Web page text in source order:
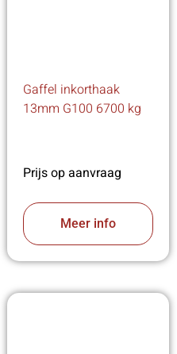
Gaffel inkorthaak
13mm G100 6700 kg
Prijs op aanvraag
Meer info